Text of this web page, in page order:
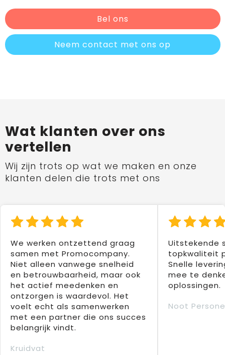
Bel ons
Neem contact met ons op
Wat klanten over ons
vertellen
Wij zijn trots op wat we maken en onze
klanten delen die trots met ons
We werken ontzettend graag
samen met Promocompany.
Niet alleen vanwege snelheid
en betrouwbaarheid, maar ook
het actief meedenken en
ontzorgen is waardevol. Het
voelt echt als samenwerken
met een partner die ons succes
belangrijk vindt.
Kruidvat
Uitstekende
topkwaliteit
Snelle
mee te
oplossingen.
Noot